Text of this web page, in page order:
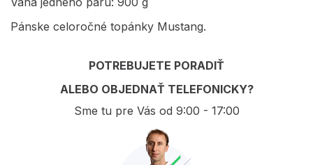
Pánske celoročné topánky Mustang.
POTREBUJETE PORADIŤ
ALEBO OBJEDNAŤ TELEFONICKY?
Sme tu pre Vás od 9:00 - 17:00